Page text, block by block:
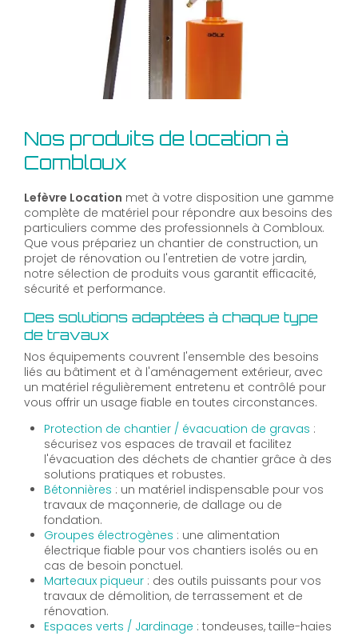
Nos produits de location à
Combloux
Lefèvre Location met à votre disposition une gamme
complète de matériel pour répondre aux besoins des
particuliers comme des professionnels à Combloux.
Que vous prépariez un chantier de construction, un
projet de rénovation ou l'entretien de votre jardin,
notre sélection de produits vous garantit efficacité,
sécurité et performance.
Des solutions adaptées à chaque type
de travaux
Nos équipements couvrent l'ensemble des besoins
liés au bâtiment et à l'aménagement extérieur, avec
un matériel régulièrement entretenu et contrôlé pour
vous offrir un usage fiable en toutes circonstances.
Protection de chantier / évacuation de gravas :
sécurisez vos espaces de travail et facilitez
l'évacuation des déchets de chantier grâce à des
solutions pratiques et robustes.
Bétonnières : un matériel indispensable pour vos
travaux de maçonnerie, de dallage ou de
fondation.
Groupes électrogènes : une alimentation
électrique fiable pour vos chantiers isolés ou en
cas de besoin ponctuel.
Marteaux piqueur : des outils puissants pour vos
travaux de démolition, de terrassement et de
rénovation.
Espaces verts / Jardinage : tondeuses, taille-haies